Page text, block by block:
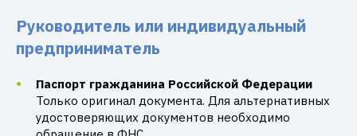
Руководитель или индивидуальный
предприниматель
Паспорт гражданина Российской Федерации
Только оригинал документа. Для альтернативных
удостоверяющих документов необходимо